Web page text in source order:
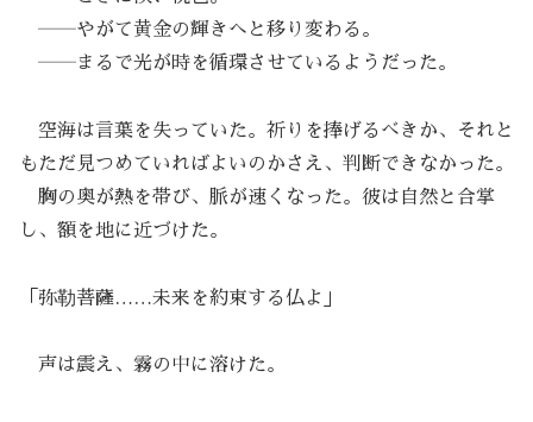
――やがて黄金の輝きへと移り変わる。
――まるで光が時を循環させているようだった。
空海は言葉を失っていた。祈りを捧げるべきか、それと
もただ見つめていればよいのかさえ、判断できなかった。
胸の奥が熱を帯び、脈が速くなった。彼は自然と合掌
し、額を地に近づけた。
「弥勒菩薩……未来を約束する仏よ」
声は震え、霧の中に溶けた。